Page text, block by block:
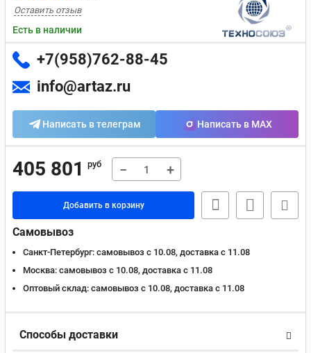
Оставить отзыв
Есть в наличии
+7(958)762-88-45
info@artaz.ru
Написать в телеграм Написать в MAX
405 801 руб − +
Добавить в корзину
Самовывоз
Санкт-Петербург: самовывоз с 10.08, доставка c 11.08
Москва: самовывоз с 10.08, доставка c 11.08
Оптовый склад: самовывоз с 10.08, доставка c 11.08
Способы доставки